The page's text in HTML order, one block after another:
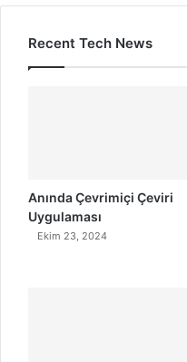
Recent Tech News
Anında Çevrimiçi Çeviri
Uygulaması
Ekim 23, 2024